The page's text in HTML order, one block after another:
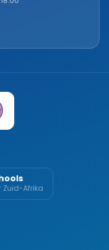
Zuid-Afrika